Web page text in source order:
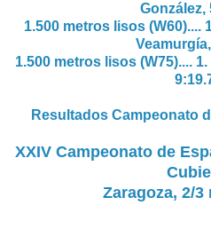
González,
1.500 metros lisos (W60)....
1.500 metros lisos (W75).... 1.
Resultados Campeonato
XXIV Campeonato de
Zaragoza, 2/3